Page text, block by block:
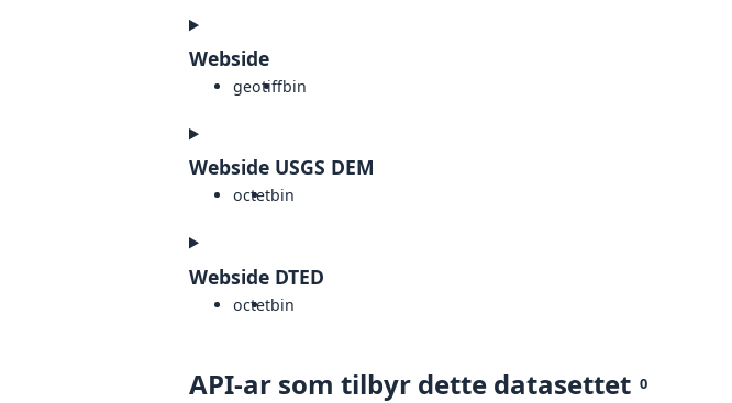
Webside
geotiffbin
Webside USGS DEM
octetbin
Webside DTED
octetbin
API-ar som tilbyr dette datasettet 0